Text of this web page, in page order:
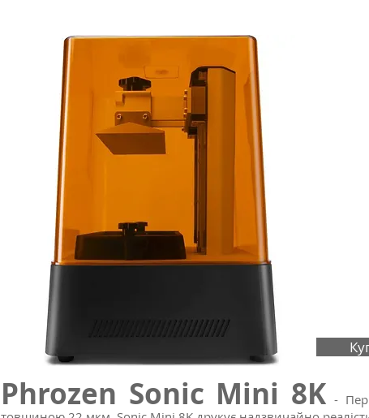
Phrozen Sonic Mini 8K -